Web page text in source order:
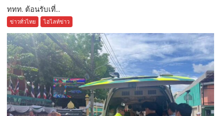
ททท. ต้อนรับเที่...
ข่าวทั่วไทย ไฮไลท์ข่าว